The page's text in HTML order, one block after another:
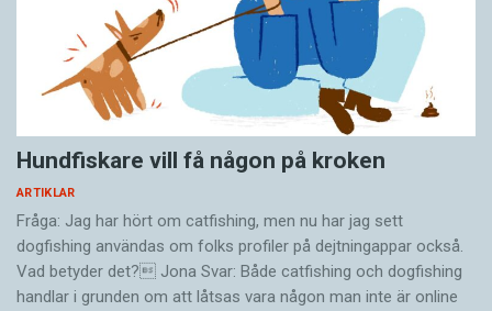
Hundfiskare vill få någon på kroken
ARTIKLAR
Fråga: Jag har hört om catfishing, men nu har jag sett
dogfishing användas om folks profiler på dejtningappar också.
Vad betyder det? Jona Svar: Både catfishing och dogfishing
handlar i grunden om att låtsas vara någon man inte är online